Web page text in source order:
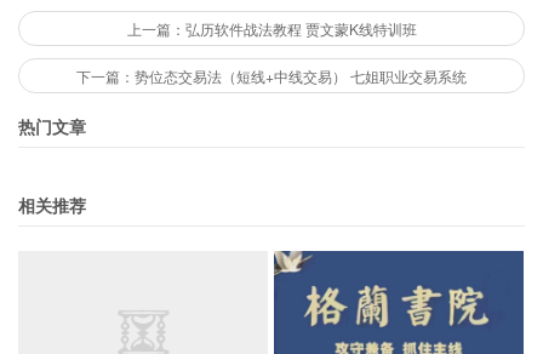
上一篇：弘历软件战法教程 贾文蒙K线特训班
下一篇：势位态交易法（短线+中线交易） 七姐职业交易系统
热门文章
相关推荐